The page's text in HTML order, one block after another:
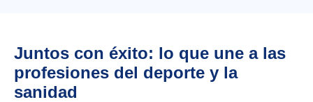
Juntos con éxito: lo que une a las
profesiones del deporte y la
sanidad